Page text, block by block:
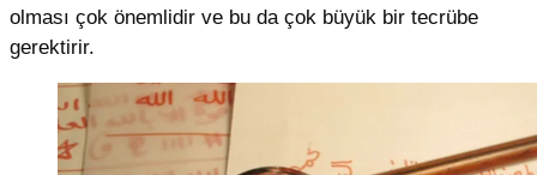
olması çok önemlidir ve bu da çok büyük bir tecrübe
gerektirir.